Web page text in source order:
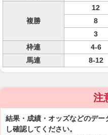
複勝
12
8
3
枠連
4-6
馬連
8-12
注
結果・成績・オッズなどのデ
し確認してください。